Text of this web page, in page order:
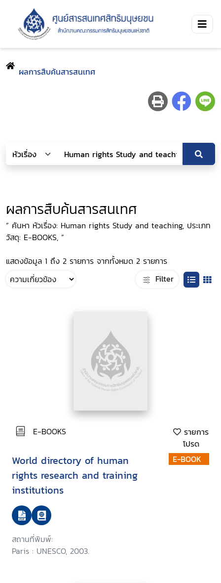
ผลการสืบค้นสารสนเทศ
ผลการสืบค้นสารสนเทศ
“ ค้นหา หัวเรื่อง: Human rights Study and teaching, ประเภท
วัสดุ: E-BOOKS, ”
แสดงข้อมูล 1 ถึง 2 รายการ จากทั้งหมด 2 รายการ
Filter
E-BOOKS
รายการ
โปรด
World directory of human
rights research and training
institutions
สถานที่พิมพ์:
Paris : UNESCO, 2003.
E-BOOK